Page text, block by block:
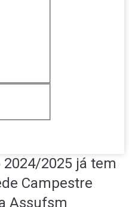
2025 já tem
Campestre
Assufsm